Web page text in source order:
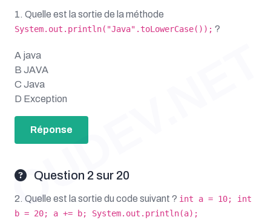
1. Quelle est la sortie de la méthode
System.out.println("Java".toLowerCase()); ?
A java
B JAVA
C Java
D Exception
Réponse
Question 2 sur 20
2. Quelle est la sortie du code suivant ? int a = 10; int
b = 20; a += b; System.out.println(a);
OUDEV.NET